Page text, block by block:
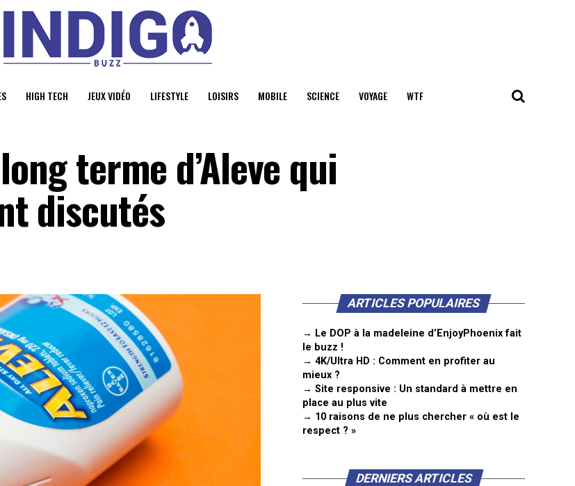
HIGH TECH JEUX VIDÉO LIFESTYLE LOISIRS MOBILE SCIENCE VOYAGE WTF
terme d’Aleve qui
discutés
ARTICLES POPULAIRES
→ Le DOP à la madeleine d’EnjoyPhoenix fait
le buzz !
→ 4K/Ultra HD : Comment en profiter au
mieux ?
→ Site responsive : Un standard à mettre en
place au plus vite
→ 10 raisons de ne plus chercher « où est le
respect ? »
DERNIERS ARTICLES